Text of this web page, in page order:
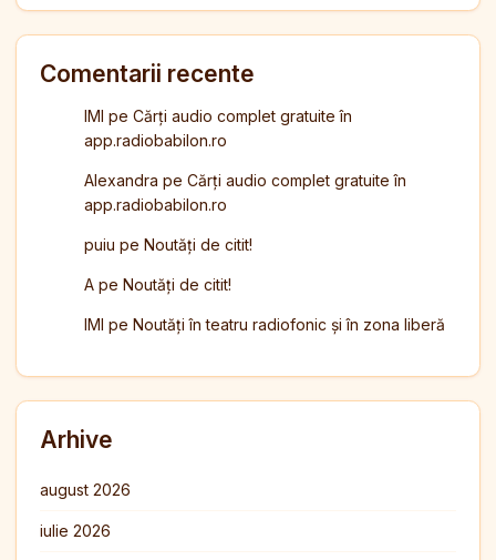
Comentarii recente
IMI pe Cărți audio complet gratuite în
app.radiobabilon.ro
Alexandra pe Cărți audio complet gratuite în
app.radiobabilon.ro
puiu pe Noutăți de citit!
A pe Noutăți de citit!
IMI pe Noutăți în teatru radiofonic și în zona liberă
Arhive
august 2026
iulie 2026